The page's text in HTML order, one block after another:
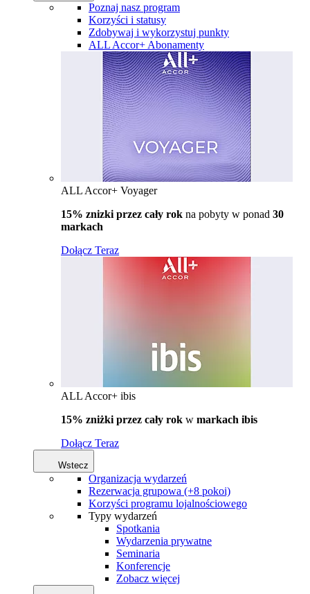
Poznaj nasz program
Korzyści i statusy
Zdobywaj i wykorzystuj punkty
ALL Accor+ Abonamenty
ALL Accor+ Voyager
15% znizki przez cały rok na pobyty w ponad 30
markach
Dołącz Teraz
ALL Accor+ ibis
15% zniżki przez cały rok w markach ibis
Dołącz Teraz
Wstecz
Organizacja wydarzeń
Rezerwacja grupowa (+8 pokoi)
Korzyści programu lojalnościowego
Typy wydarzeń
Spotkania
Wydarzenia prywatne
Seminaria
Konferencje
Zobacz więcej